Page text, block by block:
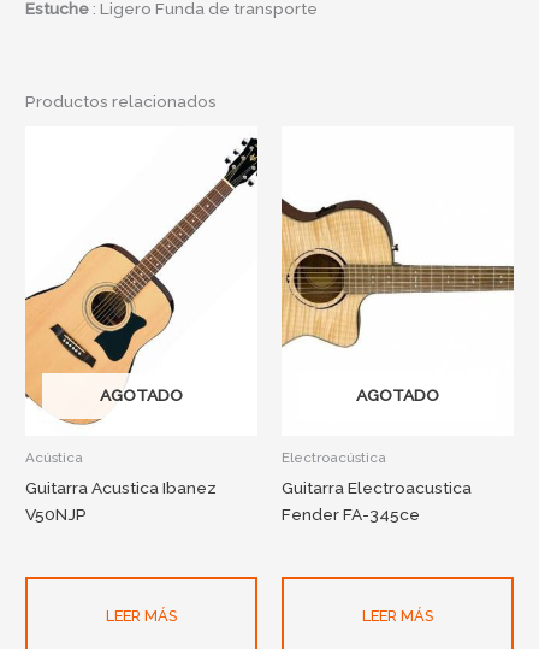
Estuche: Ligero Funda de transporte
Productos relacionados
AGOTADO
Acústica
Guitarra Acustica Ibanez
V50NJP
LEER MÁS
AGOTADO
Electroacústica
Guitarra Electroacustica
Fender FA-345ce
LEER MÁS